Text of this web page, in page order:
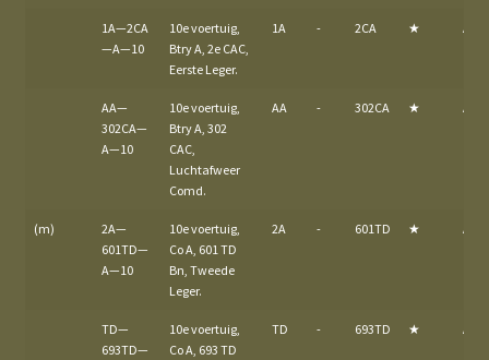
1A—2CA
—A—10
10e voertuig,
Btry A, 2e CAC,
Eerste Leger.
1A - 2CA ★ A
AA—
302CA—
A—10
10e voertuig,
Btry A, 302
CAC,
Luchtafweer
Comd.
AA - 302CA ★ A
(m)
2A—
601TD—
A—10
10e voertuig,
Co A, 601 TD
Bn, Tweede
Leger.
2A - 601TD ★ A
TD—
693TD—
10e voertuig,
Co A, 693 TD
TD - 693TD ★ A